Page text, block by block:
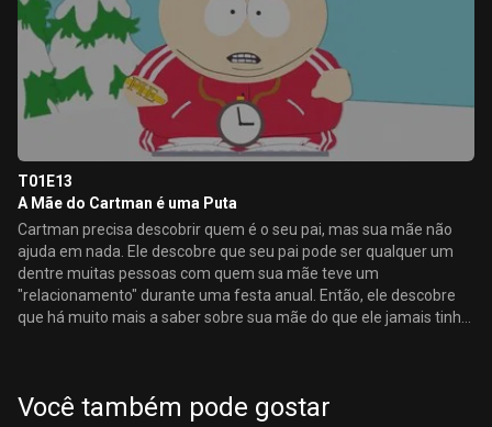
T01E13
A Mãe do Cartman é uma Puta
Cartman precisa descobrir quem é o seu pai, mas sua mãe não
ajuda em nada. Ele descobre que seu pai pode ser qualquer um
dentre muitas pessoas com quem sua mãe teve um
"relacionamento" durante uma festa anual. Então, ele descobre
que há muito mais a saber sobre sua mãe do que ele jamais tinha
Você também pode gostar